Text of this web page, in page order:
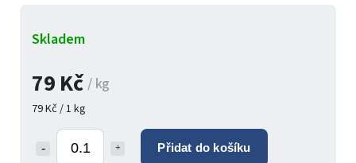
79 Kč/ kg
79 Kč / 1 kg
Přidat do košíku
Skladem